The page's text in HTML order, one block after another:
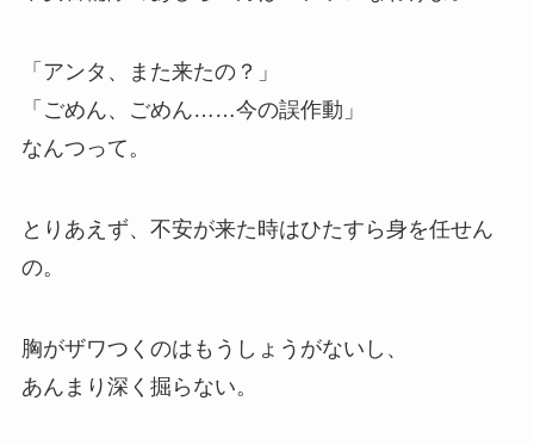
「アンタ、また来たの？」
「ごめん、ごめん……今の誤作動」
なんつって。
とりあえず、不安が来た時はひたすら身を任せん
の。
胸がザワつくのはもうしょうがないし、
あんまり深く掘らない。